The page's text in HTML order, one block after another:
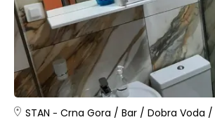
STAN Crna Gora / Bar / Dobra Voda /